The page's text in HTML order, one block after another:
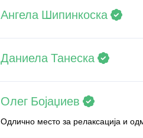
Ангела Шипинкоска
Даниела Танеска
Олег Бојаџиев
Одлично место за релаксација и